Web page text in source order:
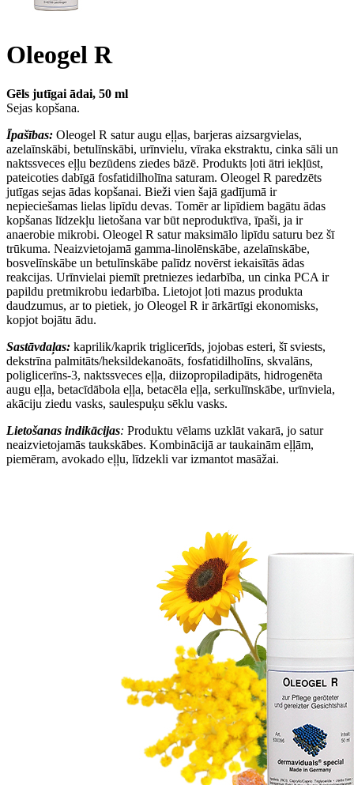
Oleogel R
Gēls jutīgai ādai, 50 ml
Sejas kopšana.
Īpašības: Oleogel R satur augu eļļas, barjeras aizsargvielas,
azelaīnskābi, betulīnskābi, urīnvielu, vīraka ekstraktu, cinka sāli un
naktssveces eļļu bezūdens ziedes bāzē. Produkts ļoti ātri iekļūst,
pateicoties dabīgā fosfatidilholīna saturam. Oleogel R paredzēts
jutīgas sejas ādas kopšanai. Bieži vien šajā gadījumā ir
nepieciešamas lielas lipīdu devas. Tomēr ar lipīdiem bagātu ādas
kopšanas līdzekļu lietošana var būt neproduktīva, īpaši, ja ir
anaerobie mikrobi. Oleogel R satur maksimālo lipīdu saturu bez šī
trūkuma. Neaizvietojamā gamma-linolēnskābe, azelaīnskābe,
bosvelīnskābe un betulīnskābe palīdz novērst iekaisītās ādas
reakcijas. Urīnvielai piemīt pretniezes iedarbība, un cinka PCA ir
papildu pretmikrobu iedarbība. Lietojot ļoti mazus produkta
daudzumus, ar to pietiek, jo Oleogel R ir ārkārtīgi ekonomisks,
kopjot bojātu ādu.
Sastāvdaļas: kaprilik/kaprik triglicerīds, jojobas esteri, šī sviests,
dekstrīna palmitāts/heksildekanoāts, fosfatidilholīns, skvalāns,
poliglicerīns-3, naktssveces eļļa, diizopropiladipāts, hidrogenēta
augu eļļa, betacīdābola eļļa, betacēla eļļa, serkulīnskābe, urīnviela,
akāciju ziedu vasks, saulespuķu sēklu vasks.
Lietošanas indikācijas: Produktu vēlams uzklāt vakarā, jo satur
neaizvietojamās taukskābes. Kombinācijā ar taukainām eļļām,
piemēram, avokado eļļu, līdzekli var izmantot masāžai.